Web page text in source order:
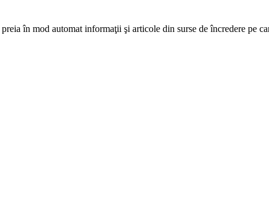
în mod automat informaţii şi articole din surse de încredere pe